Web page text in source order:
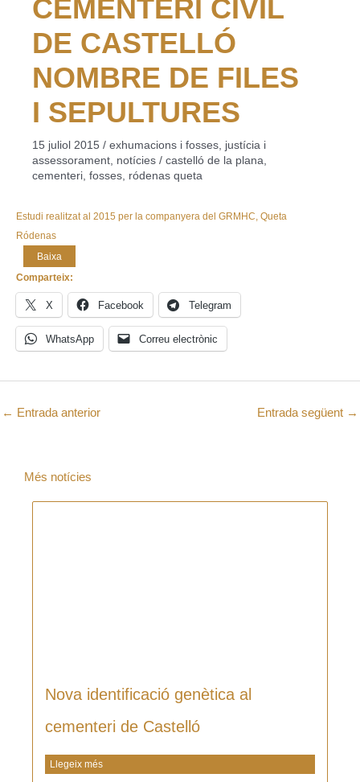
CEMENTERI CIVIL
DE CASTELLÓ
NOMBRE DE FILES
I SEPULTURES
15 juliol 2015 / exhumacions i fosses, justícia i
assessorament, notícies / castelló de la plana,
cementeri, fosses, ródenas queta
Estudi realitzat al 2015 per la companyera del GRMHC, Queta
Ródenas
Baixa
Comparteix:
X Facebook Telegram
WhatsApp Correu electrònic
← Entrada anterior Entrada següent →
Més notícies
Nova identificació genètica al
cementeri de Castelló
Llegeix més